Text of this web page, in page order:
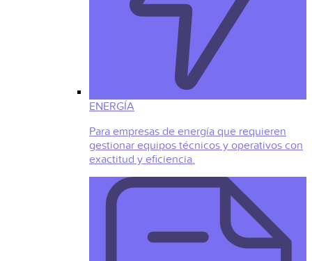
ENERGÍA
Para empresas de energía que requieren
gestionar equipos técnicos y operativos con
exactitud y eficiencia.